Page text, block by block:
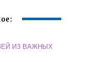
ИЗ ВАЖНЫХ